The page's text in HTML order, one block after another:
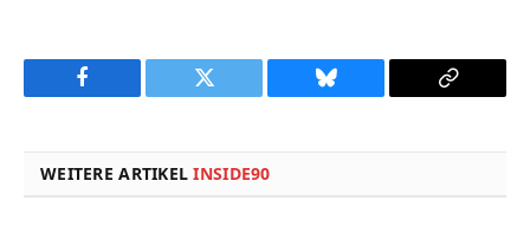
Facebook Twitter Bluesky
Copy
WEITERE ARTIKELINSIDE90